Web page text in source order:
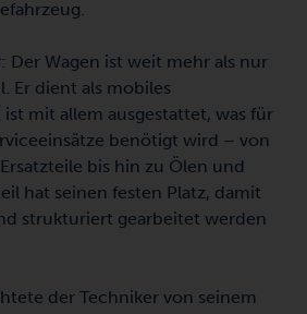
Der Wagen ist weit mehr als nur
Er dient als mobiles
ist mit allem ausgestattet, was für
benötigt wird – von
bis hin zu Ölen und
hat seinen festen Platz, damit
strukturiert gearbeitet werden
der Techniker von seinem